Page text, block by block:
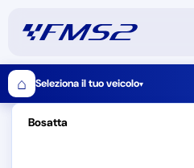
⌂ Seleziona il tuo veicolo▾
Bosatta